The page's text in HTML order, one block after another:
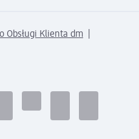
Obsługi Klienta dm